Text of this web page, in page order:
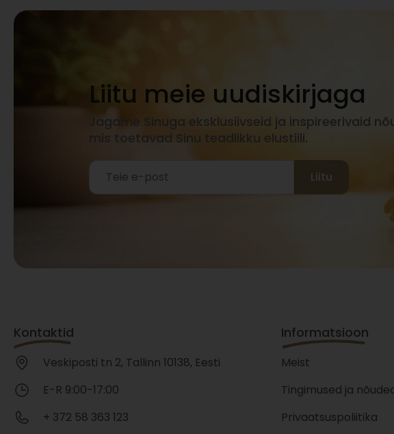
Liitu meie uudiskirjaga
Jagame Sinuga eksklusiivseid ja inspireerivaid
mis toetavad Sinu teadlikku elustiili.
Liitu
Kontaktid
Veskiposti tn 2, Tallinn 10138, Eesti
E-R 9:00-17:00
+ 372 58 363 123
Informatsioon
Meist
Tingimused ja
Privaatsuspoliitika